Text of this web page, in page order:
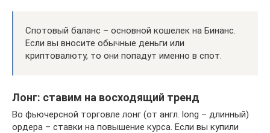
Спотовый баланс – основной кошелек на Бинанс.
Если вы вносите обычные деньги или
криптовалюту, то они попадут именно в спот.
Лонг: ставим на восходящий тренд
Во фьючерсной торговле лонг (от англ. long – длинный)
ордера – ставки на повышение курса. Если вы купили